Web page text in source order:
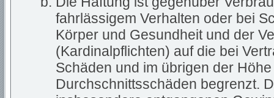
fahrlässigem Verhalten oder bei
Körper und Gesundheit und der
(Kardinalpflichten) auf die bei
Schäden und im übrigen der
Durchschnittsschäden begrenzt.